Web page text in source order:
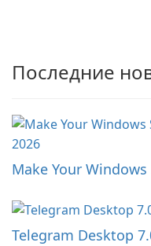
Последние
Make Your
Telegram Desktop